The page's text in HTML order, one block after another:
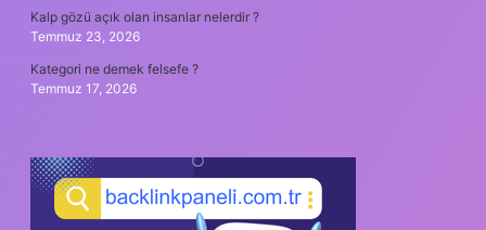
Kalp gözü açık olan insanlar nelerdir ?
Temmuz 23, 2026
Kategori ne demek felsefe ?
Temmuz 17, 2026